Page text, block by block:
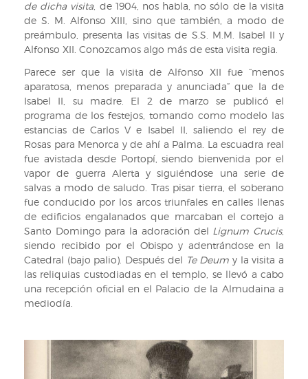
de dicha visita, de 1904, nos habla, no sólo de la visita
de S. M. Alfonso XIII, sino que también, a modo de
preámbulo, presenta las visitas de S.S. M.M. Isabel II y
Alfonso XII. Conozcamos algo más de esta visita regia.
Parece ser que la visita de Alfonso XII fue “menos
aparatosa, menos preparada y anunciada” que la de
Isabel II, su madre. El 2 de marzo se publicó el
programa de los festejos, tomando como modelo las
estancias de Carlos V e Isabel II, saliendo el rey de
Rosas para Menorca y de ahí a Palma. La escuadra real
fue avistada desde Portopí, siendo bienvenida por el
vapor de guerra Alerta y siguiéndose una serie de
salvas a modo de saludo. Tras pisar tierra, el soberano
fue conducido por los arcos triunfales en calles llenas
de edificios engalanados que marcaban el cortejo a
Santo Domingo para la adoración del Lignum Crucis,
siendo recibido por el Obispo y adentrándose en la
Catedral (bajo palio). Después del Te Deum y la visita a
las reliquias custodiadas en el templo, se llevó a cabo
una recepción oficial en el Palacio de la Almudaina a
mediodía.